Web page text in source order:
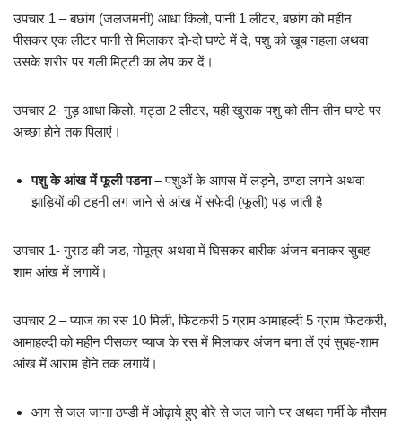
उपचार 1 – बछांग (जलजमनी) आधा किलो, पानी 1 लीटर, बछांग को महीन
पीसकर एक लीटर पानी से मिलाकर दो-दो घण्टे में दे, पशु को खूब नहला अथवा
उसके शरीर पर गली मिट्टी का लेप कर दें।
उपचार 2- गुड़ आधा किलो, मट्ठा 2 लीटर, यही खुराक पशु को तीन-तीन घण्टे पर
अच्छा होने तक पिलाएं।
पशु के आंख में फूली पडना –पशुओं के आपस में लड़ने, ठण्डा लगने अथवा
झाड़ियों की टहनी लग जाने से आंख में सफेदी (फूली) पड़ जाती है
उपचार 1- गुराड की जड, गोमूत्र अथवा में घिसकर बारीक अंजन बनाकर सुबह
शाम आंख में लगायें।
उपचार 2 – प्याज का रस 10 मिली, फिटकरी 5 ग्राम आमाहल्दी 5 ग्राम फिटकरी,
आमाहल्दी को महीन पीसकर प्याज के रस में मिलाकर अंजन बना लें एवं सुबह-शाम
आंख में आराम होने तक लगायें।
आग से जल जाना ठण्डी में ओढ़ाये हुए बोरे से जल जाने पर अथवा गर्मी के मौसम